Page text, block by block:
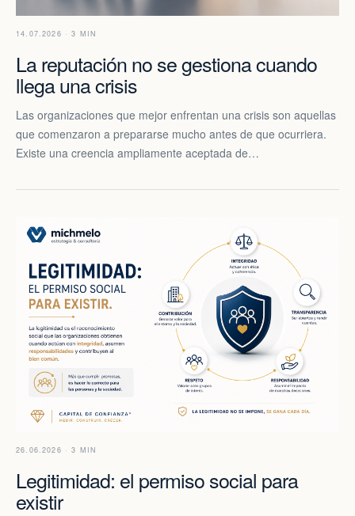
14.07.2026 · 3 MIN
La reputación no se gestiona cuando
llega una crisis
Las organizaciones que mejor enfrentan una crisis son aquellas
que comenzaron a prepararse mucho antes de que ocurriera.
Existe una creencia ampliamente aceptada de…
26.06.2026 · 3 MIN
Legitimidad: el permiso social para
existir